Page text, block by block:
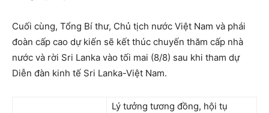
Cuối cùng, Tổng Bí thư, Chủ tịch nước Việt Nam và phái
đoàn cấp cao dự kiến ​​sẽ kết thúc chuyến thăm cấp nhà
nước và rời Sri Lanka vào tối mai (8/8) sau khi tham dự
Diễn đàn kinh tế Sri Lanka-Việt Nam.
Lý tưởng tương đồng, hội tụ